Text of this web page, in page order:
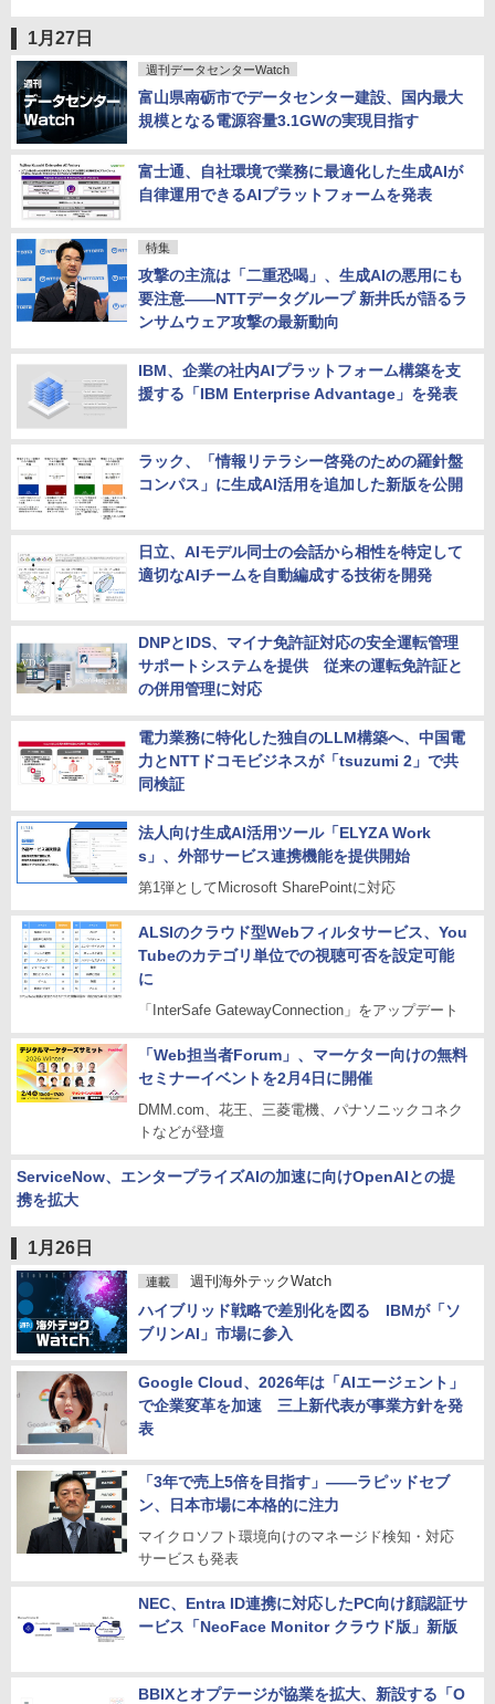
1月27日
週刊データセンターWatch
富山県南砺市でデータセンター建設、国内最大
規模となる電源容量3.1GWの実現目指す
富士通、自社環境で業務に最適化した生成AIが
自律運用できるAIプラットフォームを発表
特集
攻撃の主流は「二重恐喝」、生成AIの悪用にも
要注意――NTTデータグループ 新井氏が語るラ
ンサムウェア攻撃の最新動向
IBM、企業の社内AIプラットフォーム構築を支
援する「IBM Enterprise Advantage」を発表
ラック、「情報リテラシー啓発のための羅針盤
コンパス」に生成AI活用を追加した新版を公開
日立、AIモデル同士の会話から相性を特定して
適切なAIチームを自動編成する技術を開発
DNPとIDS、マイナ免許証対応の安全運転管理
サポートシステムを提供 従来の運転免許証と
の併用管理に対応
電力業務に特化した独自のLLM構築へ、中国電
力とNTTドコモビジネスが「tsuzumi 2」で共
同検証
法人向け生成AI活用ツール「ELYZA Work
s」、外部サービス連携機能を提供開始
第1弾としてMicrosoft SharePointに対応
ALSIのクラウド型Webフィルタサービス、You
Tubeのカテゴリ単位での視聴可否を設定可能
に
「InterSafe GatewayConnection」をアップデート
「Web担当者Forum」、マーケター向けの無料
セミナーイベントを2月4日に開催
DMM.com、花王、三菱電機、パナソニックコネク
トなどが登壇
ServiceNow、エンタープライズAIの加速に向けOpenAIとの提
携を拡大
1月26日
連載 週刊海外テックWatch
ハイブリッド戦略で差別化を図る IBMが「ソ
ブリンAI」市場に参入
Google Cloud、2026年は「AIエージェント」
で企業変革を加速 三上新代表が事業方針を発
表
「3年で売上5倍を目指す」――ラピッドセブ
ン、日本市場に本格的に注力
マイクロソフト環境向けのマネージド検知・対応
サービスも発表
NEC、Entra ID連携に対応したPC向け顔認証サ
ービス「NeoFace Monitor クラウド版」新版
BBIXとオプテージが協業を拡大、新設する「O